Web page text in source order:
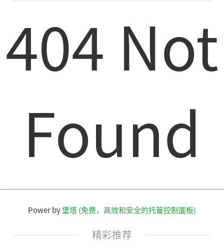
404 Not
Found
Power by堡塔 (免费，高效和安全的托管控制面板)
精彩推荐